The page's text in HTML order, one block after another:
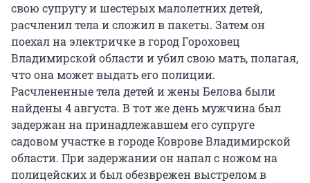
свою супругу и шестерых малолетних детей,
расчленил тела и сложил в пакеты. Затем он
поехал на электричке в город Гороховец
Владимирской области и убил свою мать, полагая,
что она может выдать его полиции.
Расчлененные тела детей и жены Белова были
найдены 4 августа. В тот же день мужчина был
задержан на принадлежавшем его супруге
садовом участке в городе Коврове Владимирской
области. При задержании он напал с ножом на
полицейских и был обезврежен выстрелом в